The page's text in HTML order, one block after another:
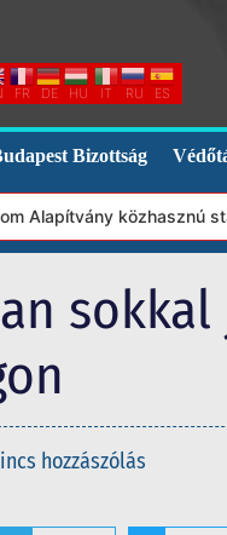
FR DE HU IT RU ES
Bizottság
közhasznú
hozzászólás